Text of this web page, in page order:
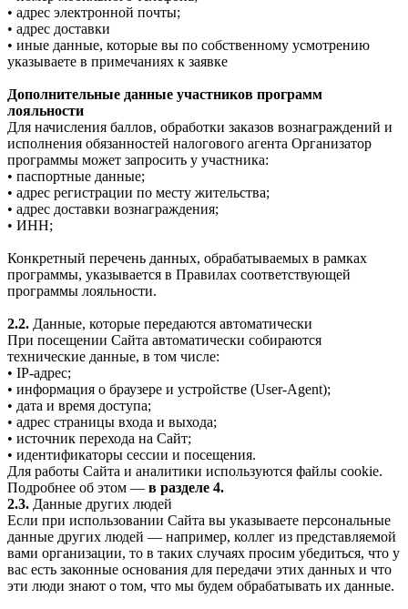
• адрес электронной почты;
• адрес доставки
• иные данные, которые вы по собственному усмотрению
указываете в примечаниях к заявке
Дополнительные данные участников программ
лояльности
Для начисления баллов, обработки заказов вознаграждений и
исполнения обязанностей налогового агента Организатор
программы может запросить у участника:
• паспортные данные;
• адрес регистрации по месту жительства;
• адрес доставки вознаграждения;
• ИНН;
Конкретный перечень данных, обрабатываемых в рамках
программы, указывается в Правилах соответствующей
программы лояльности.
2.2. Данные, которые передаются автоматически
При посещении Сайта автоматически собираются
технические данные, в том числе:
• IP-адрес;
• информация о браузере и устройстве (User-Agent);
• дата и время доступа;
• адрес страницы входа и выхода;
• источник перехода на Сайт;
• идентификаторы сессии и посещения.
Для работы Сайта и аналитики используются файлы cookie.
Подробнее об этом — в разделе 4.
2.3. Данные других людей
Если при использовании Сайта вы указываете персональные
данные других людей — например, коллег из представляемой
вами организации, то в таких случаях просим убедиться, что у
вас есть законные основания для передачи этих данных и что
эти люди знают о том, что мы будем обрабатывать их данные.